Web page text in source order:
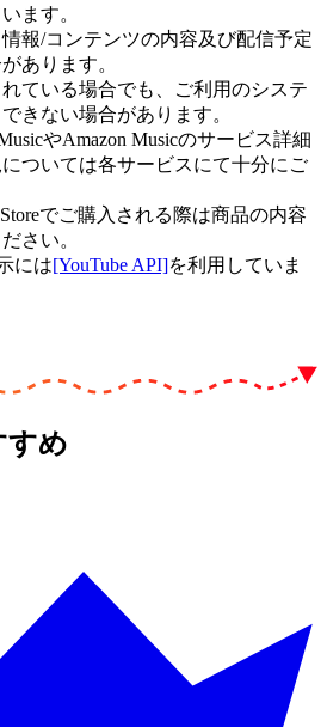
ます。
報/コンテンツの内容及び配信予定
あります。
ている場合でも、ご利用のシステ
きない場合があります。
やAmazon Musicのサービス詳細
ついては各サービスにて十分にご
でご購入される際は商品の内容
さい。
には[YouTube API]を利用していま
すめ